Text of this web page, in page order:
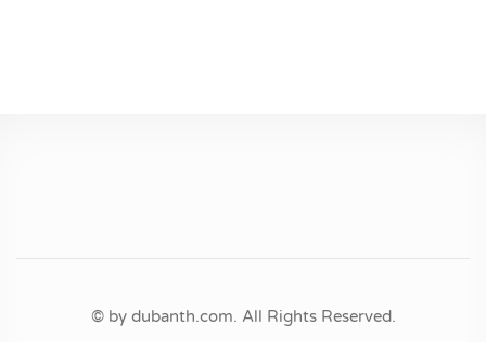
© by dubanth.com. All Rights Reserved.